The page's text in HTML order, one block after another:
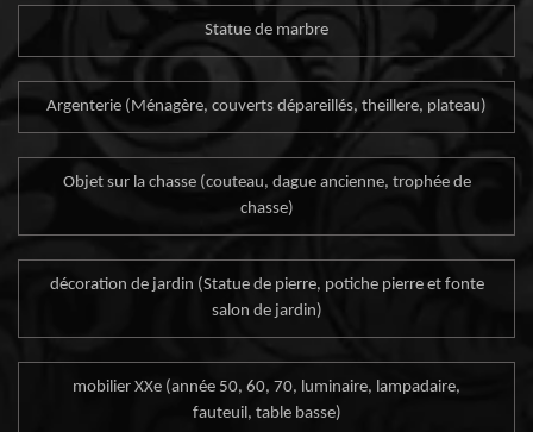
Statue de marbre
Argenterie (Ménagère, couverts dépareillés, theillere, plateau)
Objet sur la chasse (couteau, dague ancienne, trophée de
chasse)
décoration de jardin (Statue de pierre, potiche pierre et fonte
salon de jardin)
mobilier XXe (année 50, 60, 70, luminaire, lampadaire,
fauteuil, table basse)